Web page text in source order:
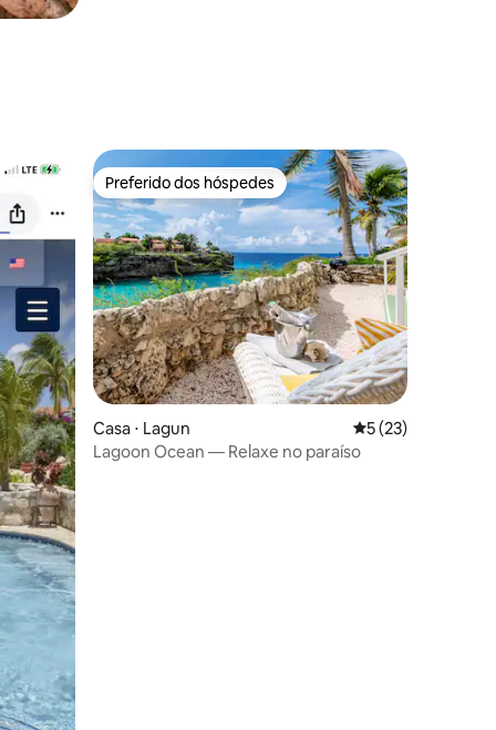
Preferido dos hóspedes
Preferido dos hóspedes
Casa ⋅ Lagun 5 de uma
5 (23)
Lagoon Ocean — Relaxe no paraíso